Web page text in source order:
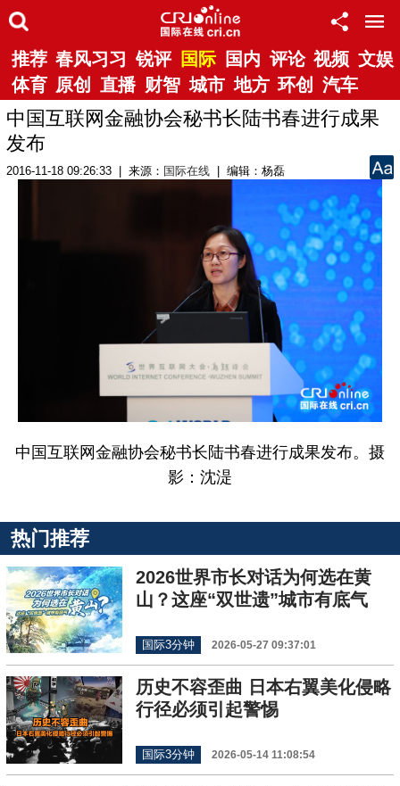
推荐 春风习习 锐评 国际 国内 评论 视频 文娱
体育 原创 直播 财智 城市 地方 环创 汽车
中国互联网金融协会秘书长陆书春进行成果
发布
2016-11-18 09:26:33 | 来源： 国际在线 | 编辑：杨磊
中国互联网金融协会秘书长陆书春进行成果发布。摄
影：沈湜
热门推荐
2026世界市长对话为何选在黄
山？这座“双世遗”城市有底气
国际3分钟 2026-05-27 09:37:01
历史不容歪曲 日本右翼美化侵略
行径必须引起警惕
国际3分钟 2026-05-14 11:08:54